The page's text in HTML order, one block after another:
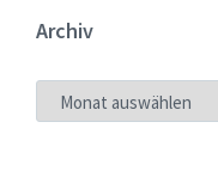
Archiv
ARCHIV